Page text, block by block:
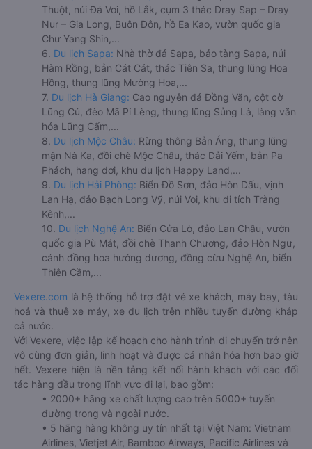
Thuột, núi Đá Voi, hồ Lắk, cụm 3 thác Dray Sap – Dray
Nur – Gia Long, Buôn Đôn, hồ Ea Kao, vườn quốc gia
Chư Yang Shin,...
6. Du lịch Sapa: Nhà thờ đá Sapa, bảo tàng Sapa, núi
Hàm Rồng, bản Cát Cát, thác Tiên Sa, thung lũng Hoa
Hồng, thung lũng Mường Hoa,...
7. Du lịch Hà Giang: Cao nguyên đá Đồng Văn, cột cờ
Lũng Cú, đèo Mã Pí Lèng, thung lũng Sủng Là, làng văn
hóa Lũng Cẩm,...
8. Du lịch Mộc Châu: Rừng thông Bản Áng, thung lũng
mận Nà Ka, đồi chè Mộc Châu, thác Dải Yếm, bản Pa
Phách, hang dơi, khu du lịch Happy Land,...
9. Du lịch Hải Phòng: Biển Đồ Sơn, đảo Hòn Dấu, vịnh
Lan Hạ, đảo Bạch Long Vỹ, núi Voi, khu di tích Tràng
Kênh,...
10. Du lịch Nghệ An: Biển Cửa Lò, đảo Lan Châu, vườn
quốc gia Pù Mát, đồi chè Thanh Chương, đảo Hòn Ngư,
cánh đồng hoa hướng dương, đồng cừu Nghệ An, biển
Thiên Cầm,...
Vexere.com là hệ thống hỗ trợ đặt vé xe khách, máy bay, tàu
hoả và thuê xe máy, xe du lịch trên nhiều tuyến đường khắp
cả nước.
Với Vexere, việc lập kế hoạch cho hành trình di chuyển trở nên
vô cùng đơn giản, linh hoạt và được cá nhân hóa hơn bao giờ
hết. Vexere hiện là nền tảng kết nối hành khách với các đối
tác hàng đầu trong lĩnh vực đi lại, bao gồm:
• 2000+ hãng xe chất lượng cao trên 5000+ tuyến
đường trong và ngoài nước.
• 5 hãng hàng không uy tín nhất tại Việt Nam: Vietnam
Airlines, Vietjet Air, Bamboo Airways, Pacific Airlines và